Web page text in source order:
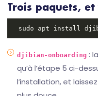
Trois paquets, et
djibian-onboarding :
qu’à l’étape 5 ci-
l’installation, et